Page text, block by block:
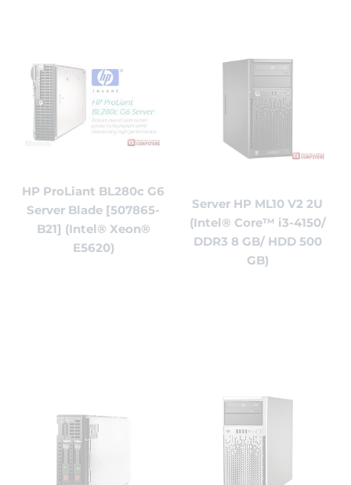
HP ProLiant BL280c G6
Server Blade [507865-
B21] (Intel® Xeon®
E5620)
Server HP ML10 V2 2U
(Intel® Core™ i3-4150/
DDR3 8 GB/ HDD 500
GB)